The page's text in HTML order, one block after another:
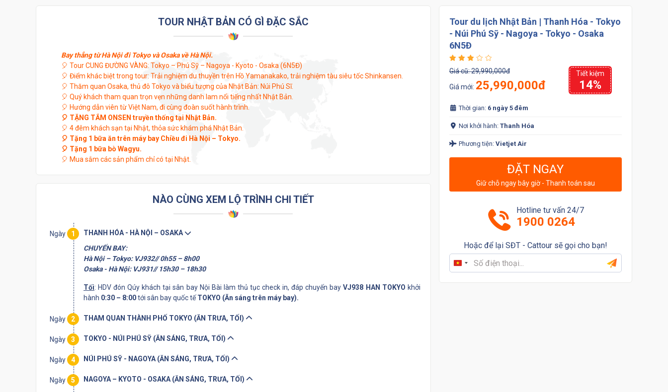
TOUR NHẬT BẢN CÓ GÌ ĐẶC SẮC
Bay thẳng từ Hà Nội đi Tokyo và Osaka về Hà Nội.
🎈 Tour CUNG ĐƯỜNG VÀNG: Tokyo – Phú Sỹ – Nagoya - Kyoto - Osaka (6N5Đ)
🎈 Điểm khác biệt trong tour: Trải nghiệm du thuyền trên Hồ Yamanakako, trải nghiệm tàu siêu tốc Shinkansen.
🎈 Thăm quan Osaka, thủ đô Tokyo và biểu tượng của Nhật Bản: Núi Phú Sĩ.
🎈 Quý khách tham quan trọn vẹn những danh lam nổi tiếng nhất Nhật Bản.
🎈 Hướng dẫn viên từ Việt Nam, đi cùng đoàn suốt hành trình.
🎈 TẶNG TẮM ONSEN truyền thống tại Nhật Bản.
🎈 4 đêm khách sạn tại Nhật, thỏa sức khám phá Nhật Bản.
🎈 Tặng 1 bữa ăn trên máy bay Chiều đi Hà Nội – Tokyo.
🎈 Tặng 1 bữa bò Wagyu.
🎈 Mua sắm các sản phẩm chỉ có tại Nhật.
NÀO CÙNG XEM LỘ TRÌNH CHI TIẾT
Ngày 1
THANH HÓA - HÀ NỘI – OSAKA
CHUYẾN BAY:
Hà Nội – Tokyo: VJ932// 0h55 – 8h00
Osaka - Hà Nội: VJ931// 15h30 – 18h30
Tối: HDV đón Qúy khách tại sân bay Nội Bài làm thủ tục check in, đáp chuyến bayVJ938 HAN TOKYO khởi
hành 0:30 – 8:00tới sân bay quốc tếTOKYO (Ăn sáng trên máy bay).
Ngày 2 THAM QUAN THÀNH PHỐ TOKYO (ĂN TRƯA, TỐI)
Ngày 3 TOKYO - NÚI PHÚ SỸ (ĂN SÁNG, TRƯA, TỐI)
Ngày 4 NÚI PHÚ SỸ - NAGOYA (ĂN SÁNG, TRƯA, TỐI)
Ngày 5 NAGOYA – KYOTO - OSAKA (ĂN SÁNG, TRƯA, TỐI)
Tour du lịch Nhật Bản | Thanh Hóa - Tokyo
- Núi Phú Sỹ - Nagoya - Tokyo - Osaka
6N5Đ
Giá cũ:29,990,000đ
Giá mới: 25,990,000đ
Tiết kiệm
14%
Thời gian: 6 ngày 5 đêm
Nơi khởi hành: Thanh Hóa
Phương tiện: Vietjet Air
ĐẶT NGAY
Giữ chỗ ngay bây giờ - Thanh toán sau
Hotline tư vấn 24/7
1900 0264
Hoặc để lại SĐT - Cattour sẽ gọi cho bạn!
Vietnam